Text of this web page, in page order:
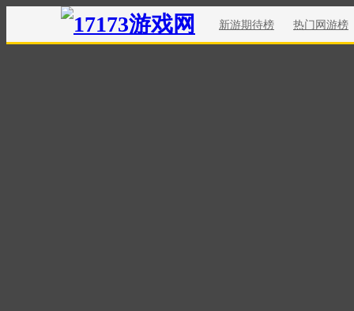
新游期待榜 热门网游榜